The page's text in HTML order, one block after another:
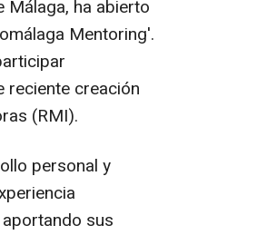
Málaga, ha abierto
Mentoring'.
reciente creación
(RMI).
personal y
sus